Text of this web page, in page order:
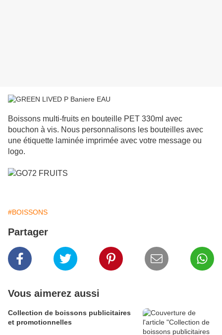
Boissons multi-fruits en bouteille PET 330ml avec
bouchon à vis. Nous personnalisons les bouteilles avec
une étiquette laminée imprimée avec votre message ou
logo.
#BOISSONS
Partager
Vous aimerez aussi
Collection de boissons publicitaires
et promotionnelles